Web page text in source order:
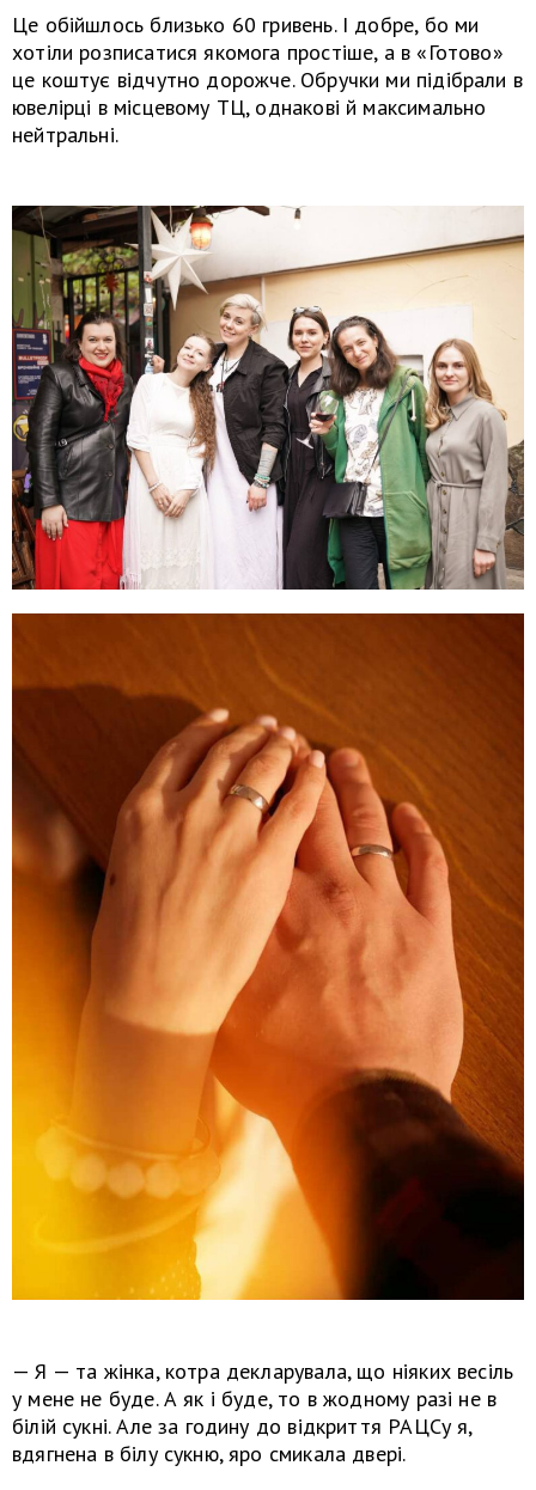
Це обійшлось близько 60 гривень. І добре, бо ми
хотіли розписатися якомога простіше, а в «Готово»
це коштує відчутно дорожче. Обручки ми підібрали в
ювелірці в місцевому ТЦ, однакові й максимально
нейтральні.
— Я — та жінка, котра декларувала, що ніяких весіль
у мене не буде. А як і буде, то в жодному разі не в
білій сукні. Але за годину до відкриття РАЦСу я,
вдягнена в білу сукню, яро смикала двері.